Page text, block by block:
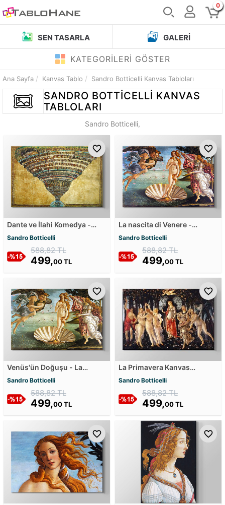
0
SEN TASARLA GALERI
KATEGORİLERİ GÖSTER
Ana Sayfa Kanvas Tablo Sandro Botticelli Kanvas Tabloları
SANDRO BOTTICELLI KANVAS
TABLOLARI
Sandro Botticelli,
Dante ve İlahi Komedya -
Cehennemin Haritası Kanvas
Tablosu
Sandro Botticelli
588,82 TL
499,00 TL
La nascita di Venere -
Venüs'ün Doğuşu Kanvas
Tablosu
Sandro Botticelli
588,82 TL
499,00 TL
Venüs'ün Doğuşu - La
nascita di Venere Kanvas
Tablosu
Sandro Botticelli
588,82 TL
499,00 TL
La Primavera Kanvas
Sandro Botticelli
588,82 TL
499,00 TL